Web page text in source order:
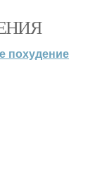
похудение